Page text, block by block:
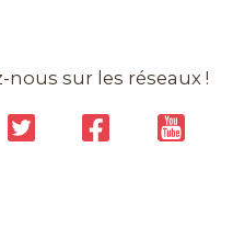
nous sur les réseaux !